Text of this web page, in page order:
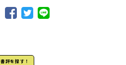
書評を探す！